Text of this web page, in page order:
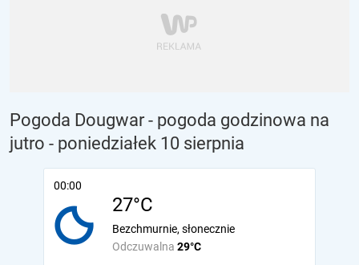
Pogoda Dougwar - pogoda godzinowa na
jutro - poniedziałek 10 sierpnia
00:00
27°C
Odczuwalna 29°C
Bezchmurnie, słonecznie